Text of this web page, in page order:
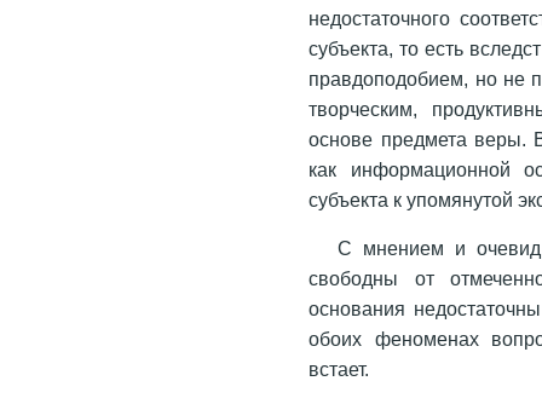
недостаточного
субъекта, то есть
правдоподобием, но не
творческим,
основе предмета веры.
как информационной
субъекта к упомянутой
С мнением и
свободны от
основания
обоих феноменах
встает.